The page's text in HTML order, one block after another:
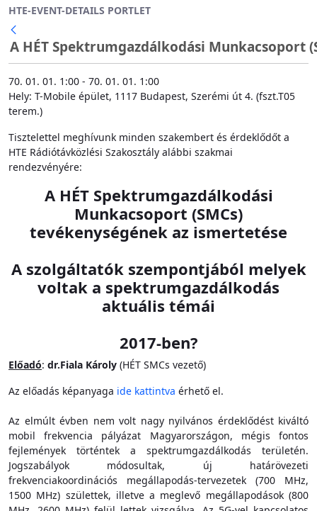
Ugrás a fő tartalomhoz
HTE-EVENT-DETAILS PORTLET
A HÉT Spektrumgazdálkodási Munkacsoport
70. 01. 01. 1:00 - 70. 01. 01. 1:00
Hely: T-Mobile épület, 1117 Budapest, Szerémi út 4. (fszt.T05
terem.)
Tisztelettel meghívunk minden szakembert és érdeklődőt a
HTE Rádiótávközlési Szakosztály alábbi szakmai
rendezvényére:
A HÉT Spektrumgazdálkodási
Munkacsoport (SMCs)
tevékenységének az ismertetése
A szolgáltatók szempontjából melyek
voltak a spektrumgazdálkodás
aktuális témái
2017-ben?
Előadó: dr.Fiala Károly (HÉT SMCs vezető)
Az előadás képanyaga ide kattintva érhető el.
Az elmúlt évben nem volt nagy nyilvános érdeklődést kiváltó
mobil frekvencia pályázat Magyarországon, mégis fontos
fejlemények történtek a spektrumgazdálkodás területén.
Jogszabályok módosultak, új határövezeti
frekvenciakoordinációs megállapodás-tervezetek (700 MHz,
1500 MHz) születtek, illetve a meglevő megállapodások (800